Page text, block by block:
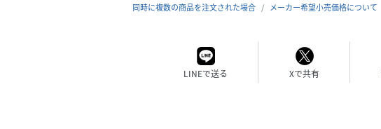
同時に複数の商品を注文された場合
メーカー希望小売価格について
LINEで送る Xで共有